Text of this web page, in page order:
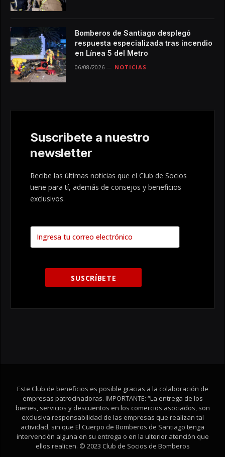
Bomberos de Santiago desplegó
respuesta especializada tras incendio
en Línea 5 del Metro
06/08/2026 NOTICIAS
Suscribete a nuestro
newsletter
Recibe las últimas noticias que el Club de Socios
tiene para tí, además de consejos y beneficios
exclusivos.
Este Club de beneficios es posible gracias a la colaboración de
empresas patrocinadoras. IMPORTANTE: “La entrega de los
bienes, servicios y descuentos en los comercios asociados, son
exclusiva responsabilidad de las empresas que realizan tal
actividad, sin que El Cuerpo de Bomberos de Santiago tenga
intervención alguna en su entrega o en la ulterior atención que
ellos realicen. © 2023 Club de Socios de Bomberos